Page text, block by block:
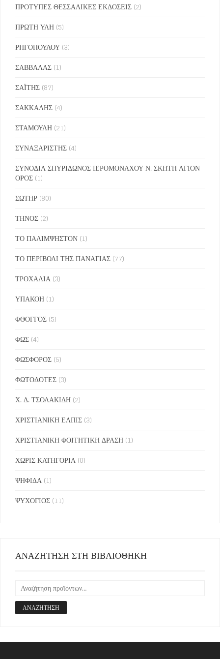
ΠΡΟΤΥΠΕΣ ΘΕΣΣΑΛΙΚΕΣ ΕΚΔΟΣΕΙΣ (2)
ΠΡΩΤΗ ΥΛΗ (5)
ΡΗΓΟΠΟΥΛΟΥ (3)
ΣΑΒΒΑΛΑΣ (1)
ΣΑΪΤΗΣ (87)
ΣΑΚΚΑΛΗΣ (4)
ΣΤΑΜΟΥΛΗ (21)
ΣΥΝΑΞΑΡΙΣΤΗΣ (4)
ΣΥΝΟΔΙΑ ΣΠΥΡΙΔΩΝΟΣ ΙΕΡΟΜΟΝΑΧΟΥ Ν. ΣΚΗΤΗ ΑΓΙΟΝ
ΟΡΟΣ (1)
ΣΩΤΗΡ (80)
ΤΗΝΟΣ (2)
ΤΟ ΠΑΛΙΜΨΗΣΤΟΝ (1)
ΤΟ ΠΕΡΙΒΟΛΙ ΤΗΣ ΠΑΝΑΓΙΑΣ (77)
ΤΡΟΧΑΛΙΑ (3)
ΥΠΑΚΟΗ (1)
ΦΘΟΓΓΟΣ (5)
ΦΩΣ (4)
ΦΩΣΦΟΡΟΣ (5)
ΦΩΤΟΔΟΤΕΣ (3)
Χ. Δ. ΤΣΟΛΑΚΙΔΗ (2)
ΧΡΙΣΤΙΑΝΙΚΗ ΕΛΠΙΣ (3)
ΧΡΙΣΤΙΑΝΙΚΗ ΦΟΙΤΗΤΙΚΗ ΔΡΑΣΗ (1)
ΧΩΡΙΣ ΚΑΤΗΓΟΡΙΑ (0)
ΨΗΦΙΔΑ (1)
ΨΥΧΟΓΙΟΣ (11)
ΑΝΑΖΗΤΗΣΗ ΣΤΗ ΒΙΒΛΙΟΘΗΚΗ
ΑΝΑΖΉΤΗΣΗ